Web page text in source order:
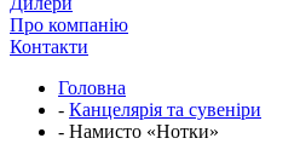
Про компанію
Контакти
Головна
- Канцелярія та сувеніри
- Намисто «Нотки»